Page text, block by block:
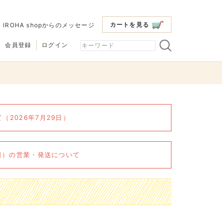
カートを見る
IROHA shopからのメッセージ
会員登録 ログイン
（2026年7月29日）
の営業・発送について